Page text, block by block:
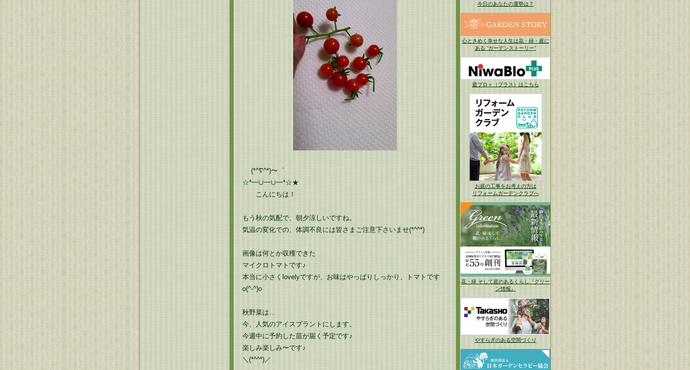
(*^∇^*)〜゜
☆*━∪━∪━*☆★
こんにちは！
もう秋の気配で、朝夕涼しいですね。
気温の変化での、体調不良には皆さまご注意下さいませ(*^^*)
画像は何とか収穫できた
マイクロトマトです♪
本当に小さくlovelyですが、お味はやっぱりしっかり、トマトです
o(^-^)o
秋野菜は…
今、人気のアイスプラントにします。
今週中に予約した苗が届く予定です♪
楽しみ楽しみ〜です♪
＼(*^^*)／
今日のあなたの運勢は？
心ときめく幸せな人生は花・緑・庭に
ある “ガーデンストーリー”
庭ブロ＋（プラス）はこちら
お庭の工事をお考えの方は
リフォームガーデンクラブへ
花・緑 そして庭のあるくらし『グリー
ン情報』
やすらぎのある空間づくり